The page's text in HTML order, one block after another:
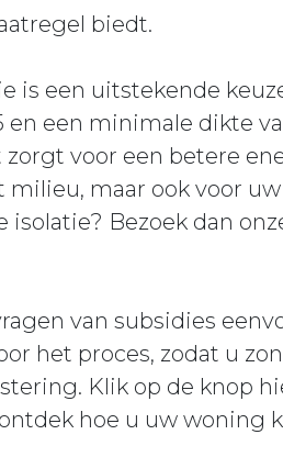
biedt.
is een uitstekende
en een minimale dikte
voor een betere
maar ook voor
isolatie? Bezoek dan
van subsidies
het proces, zodat u
Klik op de knop
hoe u uw woning